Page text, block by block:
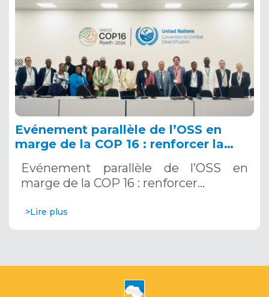
Evénement parallèle de l’OSS en
marge de la COP 16 : renforcer la
Systèmes d’Alerte Précoce
Multirisques. 12 décembre 2024
Evénement parallèle de l’OSS en
marge de la COP 16 : renforcer…
>Lire plus